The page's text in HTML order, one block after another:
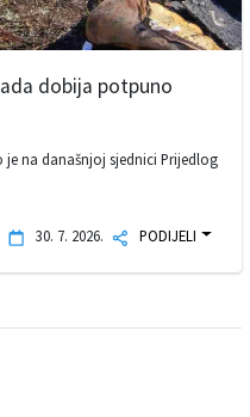
dobija potpuno
na današnjoj sjednici Prijedlog
30. 7. 2026. PODIJELI